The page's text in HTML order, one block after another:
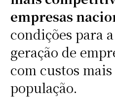
empresas
condições para
geração de
com custos
população.